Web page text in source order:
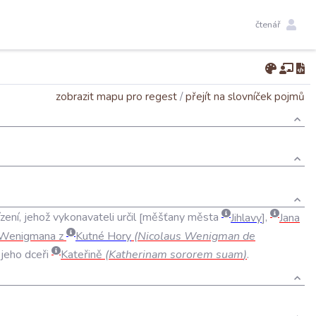
čtenář
zobrazit mapu pro regest/přejít na slovníček pojmů
, jehožvykonavateli určil měšťanyměsta Jihlavy ,
Jana
z Kutné Hory (Nicolaus Wenigman de
jeho dceři Kateřině (Katherinam sororem suam).